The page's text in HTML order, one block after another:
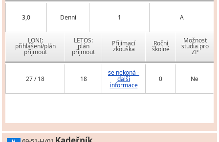
3,0 Denní 1 A
LONI:
přihlášení/plán
přijmout
LETOS:
plán
přijmout
Přijímací
zkouška
Roční
školné
Možnost
studia pro
ZP
27 / 18 18
se nekoná -
další
informace
0 Ne